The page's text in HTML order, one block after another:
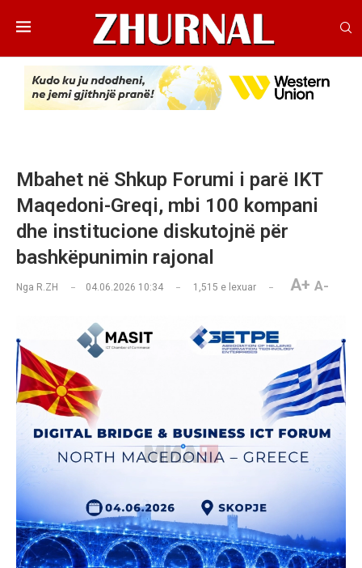
Mbahet në Shkup Forumi i parë IKT
Maqedoni-Greqi, mbi 100 kompani
dhe institucione diskutojnë për
bashkëpunimin rajonal
Nga R.ZH 04.06.2026 10:34 1,515 e lexuar A+ A-